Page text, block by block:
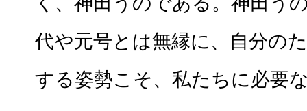
代や元号とは無縁に、自分の
する姿勢こそ、私たちに必要